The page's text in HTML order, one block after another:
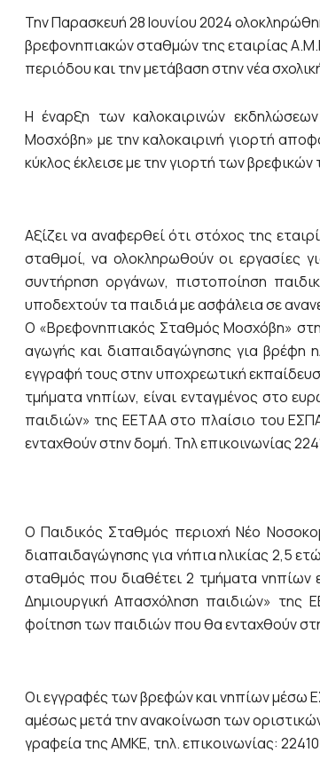
Την Παρασκευή 28 Ιουνίου 2024
βρεφονηπιακών σταθμών της εταιρίας
περιόδου και την μετάβαση στην νέα
Η έναρξη των καλοκαιρινών
Μοσχόβη» με την καλοκαιρινή γιορτή
κύκλος έκλεισε με την γιορτή των
Αξίζει να αναφερθεί ότι στόχος της
σταθμοί, να ολοκληρωθούν οι εργασίες
συντήρηση οργάνων, πιστοποίηση
υποδεχτούν τα παιδιά με ασφάλεια σε
O «Βρεφονηπιακός Σταθμός Μοσχόβη»
αγωγής και διαπαιδαγώγησης για βρέφη
εγγραφή τους στην υποχρεωτική
τμήματα νηπίων, είναι ενταγμένος στο
παιδιών» της ΕΕΤΑΑ στο πλαίσιο του
ενταχθούν στην δομή. Τηλ επικοινωνίας
O Παιδικός Σταθμός περιοχή Νέο
διαπαιδαγώγησης για νήπια ηλικίας 2,5
σταθμός που διαθέτει 2 τμήματα νηπίων
Δημιουργική Απασχόληση παιδιών»
φοίτηση των παιδιών που θα ενταχθούν
Οι εγγραφές των βρεφών και νηπίων μέσω
αμέσως μετά την ανακοίνωση των
γραφεία της ΑΜΚΕ, τηλ. επικοινωνίας: